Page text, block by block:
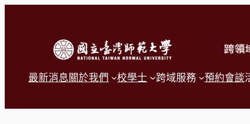
最新消息關於我們 校學士 跨域服務 預約會談